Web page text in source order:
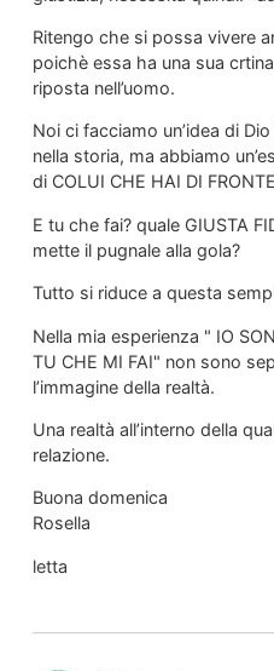
Ritengo che si possa vivere
poichè essa ha una sua
riposta nell’uomo.
Noi ci facciamo un’idea di
nella storia, ma abbiamo
di COLUI CHE HAI DI
E tu che fai? quale GIUSTA
mette il pugnale alla gola?
Tutto si riduce a questa
Nella mia esperienza " IO
TU CHE MI FAI" non sono
l’immagine della realtà.
Una realtà all’interno della
relazione.
Buona domenica
Rosella
letta